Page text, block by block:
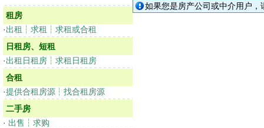
租房
·出租 ┆ 求租 ┆ 求租或合租
日租房、短租
·出租日租房 ┆ 求租日租房
合租
·提供合租房源 ┆ 找合租房源
二手房
· 出售 ┆ 求购
如果您是房产公司或中介用户，